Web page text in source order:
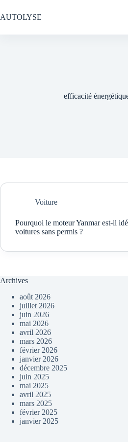
au
contenu
AUTOLYSE
efficacité
Voiture
Pourquoi le moteur Yanmar est-il
voitures sans permis ?
Archives
août 2026
juillet 2026
juin 2026
mai 2026
avril 2026
mars 2026
février 2026
janvier 2026
décembre 2025
juin 2025
mai 2025
avril 2025
mars 2025
février 2025
janvier 2025